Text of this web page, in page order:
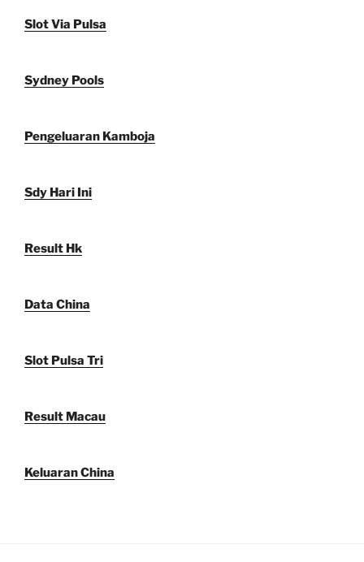
Slot Via Pulsa
Sydney Pools
Pengeluaran Kamboja
Sdy Hari Ini
Result Hk
Data China
Slot Pulsa Tri
Result Macau
Keluaran China